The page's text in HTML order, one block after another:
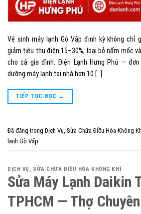
Vệ sinh máy lạnh Gò Vấp định kỳ không chỉ
giảm tiêu thụ điện 15–30%, loại bỏ nấm mốc
cho cả gia đình. Điện Lạnh Hưng Phú —
dưỡng máy lạnh tại nhà hơn 10 […]
TIẾP TỤC ĐỌC →
Đã đăng trong Dịch Vụ, Sửa Chữa Điều Hòa Không
lạnh Gò Vấp
DỊCH VỤ , SỬA CHỮA ĐIỀU HÒA KHÔNG KHÍ
Sửa Máy Lạnh Daikin
TPHCM — Thợ Chuyên